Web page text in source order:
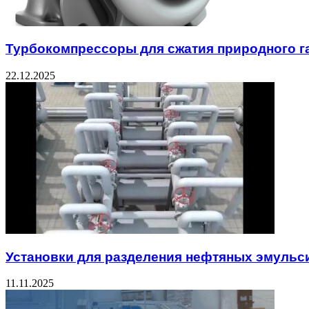
Турбокомпрессоры для сжатия природного
22.12.2025
Установки для разделения нефтяных
11.11.2025